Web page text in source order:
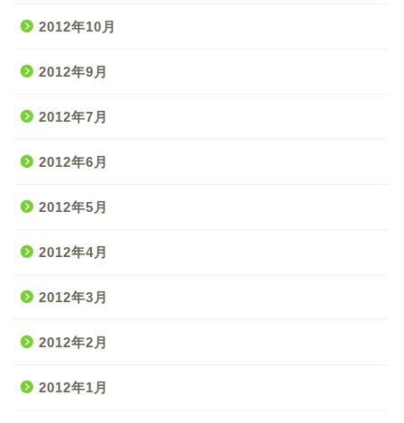
2012年10月
2012年9月
2012年7月
2012年6月
2012年5月
2012年4月
2012年3月
2012年2月
2012年1月